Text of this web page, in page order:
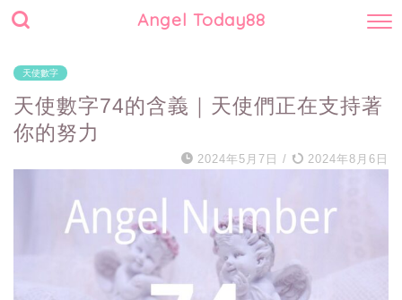
Angel Today88
天使數字
天使數字74的含義｜天使們正在支持著
你的努力
2024年5月7日 / 2024年8月6日